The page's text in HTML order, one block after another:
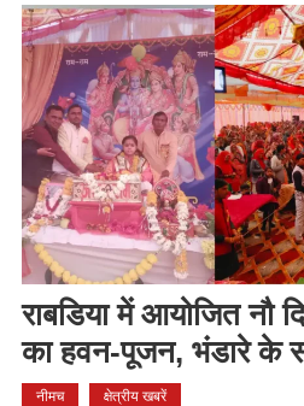
राबडिया में आयोजित नौ
का हवन-पूजन, भंडारे के
नीमच क्षेत्रीय खबरें